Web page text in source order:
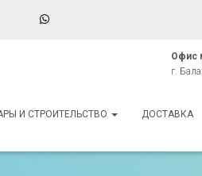
Офис
г.
И СТРОИТЕЛЬСТВО ДОСТАВКА